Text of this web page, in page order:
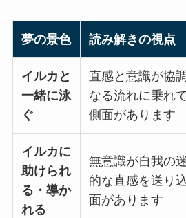
夢の景色 読み解きの視点
イルカと
一緒に泳
ぐ
直感と意識が協
なる流れに乗れ
側面があります
イルカに
助けられ
る・導か
れる
無意識が自我の
的な直感を送り
面があります